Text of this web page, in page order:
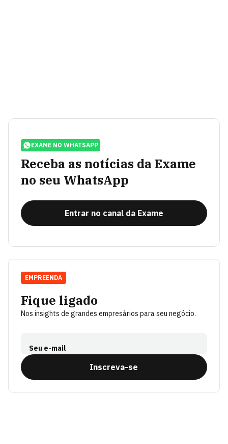
EXAME NO WHATSAPP
Receba as notícias da Exame
no seu WhatsApp
Entrar no canal da Exame
Fique ligado
Nos insights de grandes empresários para seu negócio.
Seu e-mail
Inscreva-se
EMPREENDA